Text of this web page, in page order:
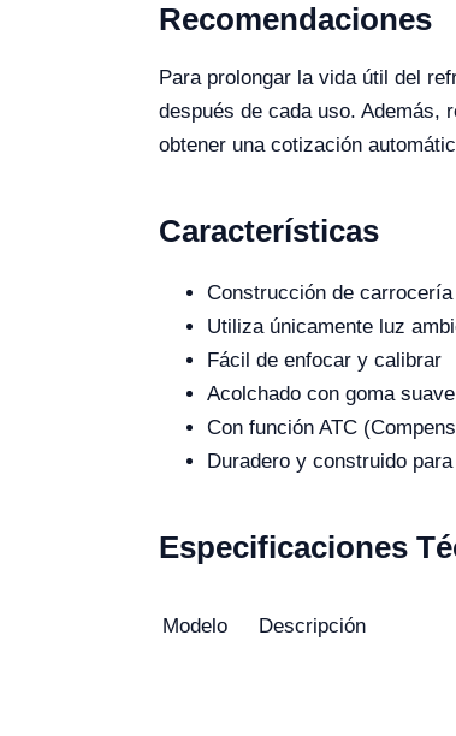
Recomendaciones
Para prolongar la vida útil del
después de cada uso. Además,
obtener una cotización
Características
Construcción de
Utiliza únicamente luz
Fácil de enfocar y calibrar
Acolchado con goma
Con función ATC
Duradero y construido
Especificaciones
Modelo Descripción